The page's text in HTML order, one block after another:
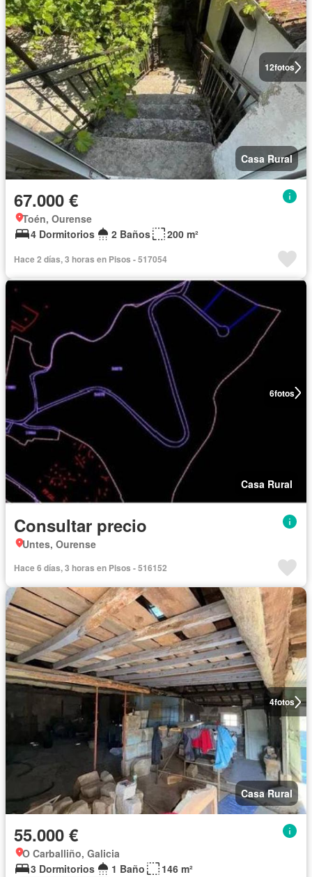
12fotos
Casa Rural
67.000 €
Toén, Ourense
4 Dormitorios
2 Baños 200 m²
Hace 2 días, 3 horas en Pisos - 517054
6fotos
Casa Rural
Consultar precio
Untes, Ourense
Hace 6 días, 3 horas en Pisos - 516152
4fotos
Casa Rural
55.000 €
O Carballiño, Galicia
3 Dormitorios
1 Baño
146 m²